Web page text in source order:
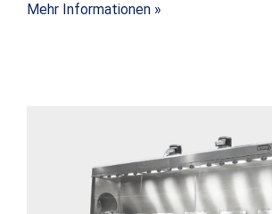
Mehr Informationen »